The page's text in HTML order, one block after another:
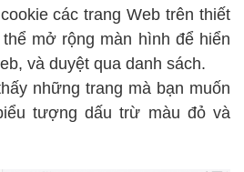
các trang Web trên thiết
mở rộng màn hình để hiển
và duyệt qua danh sách.
những trang mà bạn muốn
tượng dấu trừ màu đỏ và